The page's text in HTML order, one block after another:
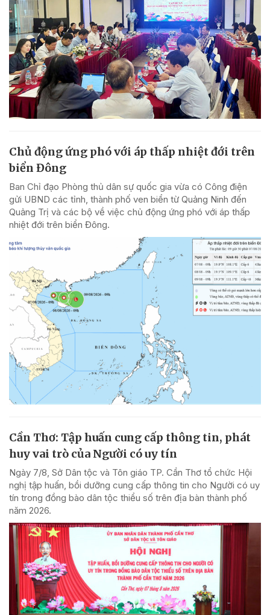
Chủ động ứng phó với áp thấp nhiệt đới trên
biển Đông
Ban Chỉ đạo Phòng thủ dân sự quốc gia vừa có Công điện
gửi UBND các tỉnh, thành phố ven biển từ Quảng Ninh đến
Quảng Trị và các bộ về việc chủ động ứng phó với áp thấp
nhiệt đới trên biển Đông.
Cần Thơ: Tập huấn cung cấp thông tin, phát
huy vai trò của Người có uy tín
Ngày 7/8, Sở Dân tộc và Tôn giáo TP. Cần Thơ tổ chức Hội
nghị tập huấn, bồi dưỡng cung cấp thông tin cho Người có uy
tín trong đồng bào dân tộc thiểu số trên địa bàn thành phố
năm 2026.